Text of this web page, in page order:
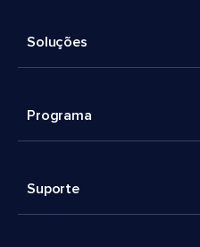
Soluções
Programa
Suporte